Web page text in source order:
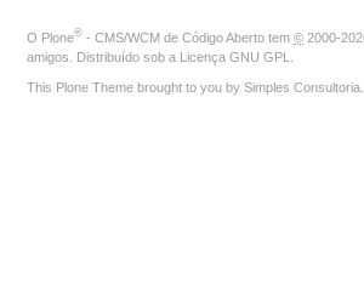
O Plone® - CMS/WCM de Código Aberto tem © 2000-
amigos. Distribuído sob a Licença GNU GPL
This Plone Theme brought to you by Simples Consultoria